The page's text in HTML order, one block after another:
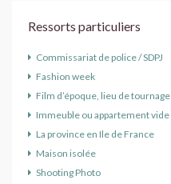
Ressorts particuliers
Commissariat de police / SDPJ
Fashion week
Film d’époque, lieu de tournage
Immeuble ou appartement vide
La province en Ile de France
Maison isolée
Shooting Photo